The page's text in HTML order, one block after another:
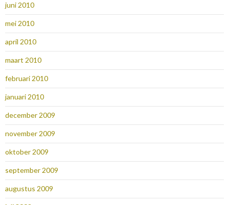
juni 2010
mei 2010
april 2010
maart 2010
februari 2010
januari 2010
december 2009
november 2009
oktober 2009
september 2009
augustus 2009